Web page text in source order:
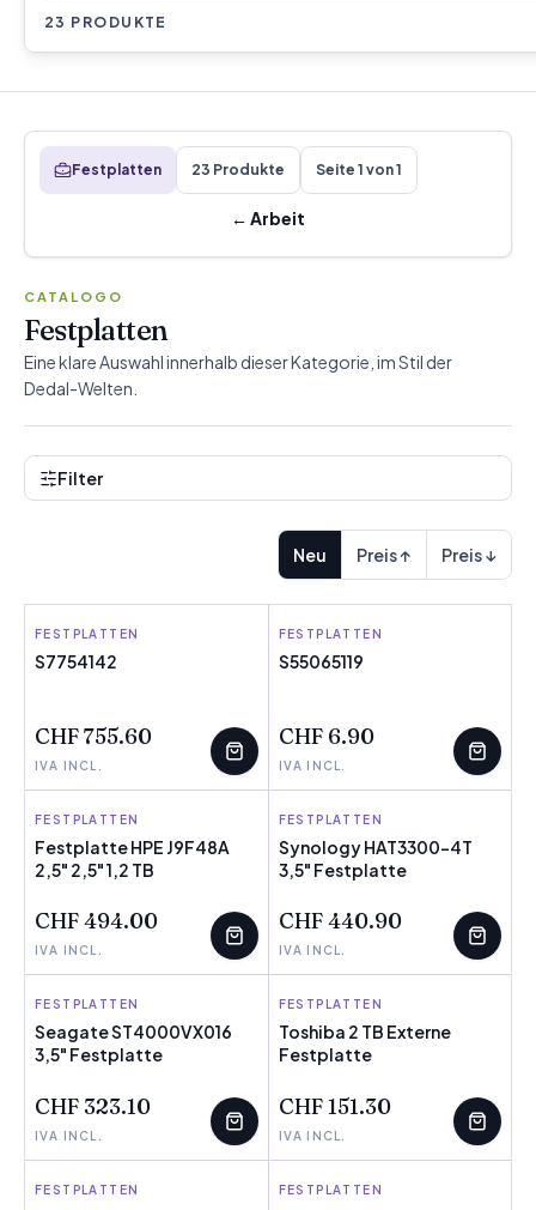
23 PRODUKTE
Festplatten 23 Produkte Seite 1 von 1
← Arbeit
CATALOGO
Festplatten
Eine klare Auswahl innerhalb dieser Kategorie, im Stil der
Dedal-Welten.
Filter
Neu Preis ↑ Preis ↓
HPE
FESTPLATTEN
S7754142
CHF 755.60
IVA INCL.
QNAP
FESTPLATTEN
S55065119
CHF 6.90
IVA INCL.
HPE
WENIGE ÜBRIG
FESTPLATTEN
Festplatte HPE J9F48A
2,5" 2,5" 1,2 TB
CHF 494.00
IVA INCL.
SYNOLOGY
FESTPLATTEN
Synology HAT3300-4T
3,5" Festplatte
CHF 440.90
IVA INCL.
SEAGATE
FESTPLATTEN
Seagate ST4000VX016
3,5" Festplatte
CHF 323.10
IVA INCL.
TOSHIBA
FESTPLATTEN
Toshiba 2 TB Externe
Festplatte
CHF 151.30
IVA INCL.
KINGSTON
FESTPLATTEN WESTERN DIGITAL
FESTPLATTEN